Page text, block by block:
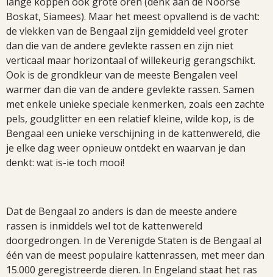
Boskat, Siamees). Maar het meest opvallend is de vacht:
de vlekken van de Bengaal zijn gemiddeld veel groter
dan die van de andere gevlekte rassen en zijn niet
verticaal maar horizontaal of willekeurig gerangschikt.
Ook is de grondkleur van de meeste Bengalen veel
warmer dan die van de andere gevlekte rassen. Samen
met enkele unieke speciale kenmerken, zoals een zachte
pels, goudglitter en een relatief kleine, wilde kop, is de
Bengaal een unieke verschijning in de kattenwereld, die
je elke dag weer opnieuw ontdekt en waarvan je dan
denkt: wat is-ie toch mooi!
Dat de Bengaal zo anders is dan de meeste andere
rassen is inmiddels wel tot de kattenwereld
doorgedrongen. In de Verenigde Staten is de Bengaal al
één van de meest populaire kattenrassen, met meer dan
15.000 geregistreerde dieren. In Engeland staat het ras